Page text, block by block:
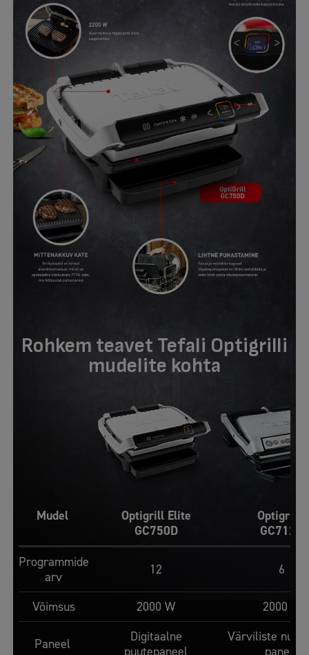
Rohkem teavet Tefali Optigrilli
mudelite kohta
Mudel
Optigrill Elite
GC750D
Optigrill+
GC712D
Programmide
arv
12 6
Võimsus 2000 W 2000 W
Paneel
Digitaalne
puutepaneel
Värviliste
paneel